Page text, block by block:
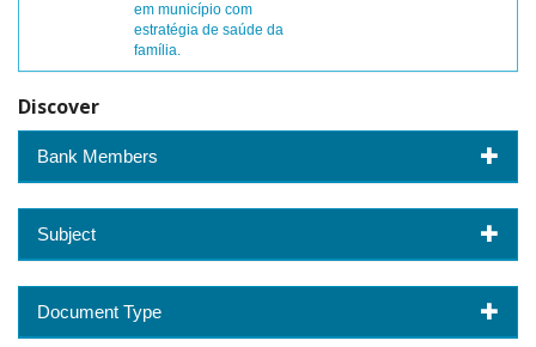
em município com
estratégia de saúde da
família.
Discover
Bank Members
Subject
Document Type